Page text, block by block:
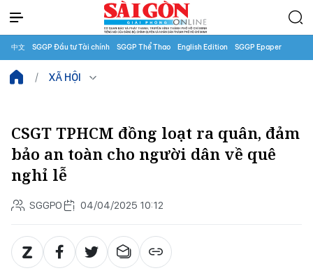
中文 SGGP Đầu tư Tài chính SGGP Thể Thao English Edition SGGP Epaper
XÃ HỘI
CSGT TPHCM đồng loạt ra quân, đảm
bảo an toàn cho người dân về quê
nghỉ lễ
SGGPO 04/04/2025 10:12